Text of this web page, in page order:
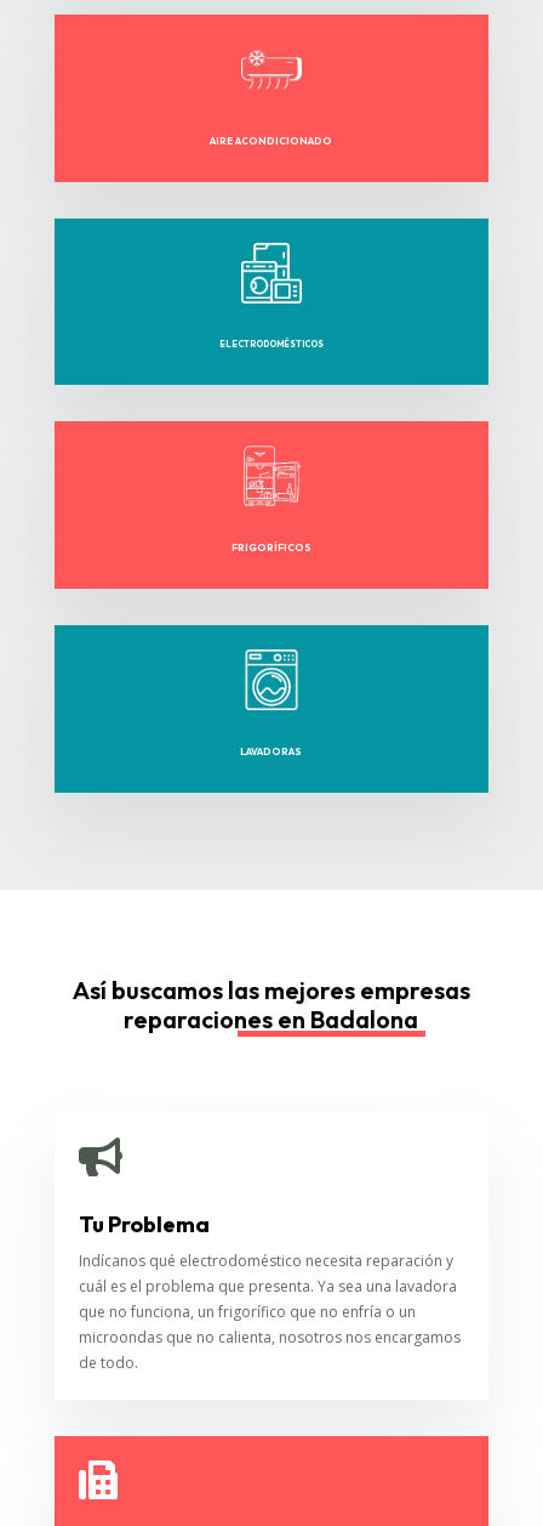
AIRE ACONDICIONADO
ELECTRODOMÉSTICOS
FRIGORÍFICOS
LAVADORAS
Así buscamos las mejores empresas
reparaciones en Badalona

Tu Problema
Indícanos qué electrodoméstico necesita reparación y
cuál es el problema que presenta. Ya sea una lavadora
que no funciona, un frigorífico que no enfría o un
microondas que no calienta, nosotros nos encargamos
de todo.
